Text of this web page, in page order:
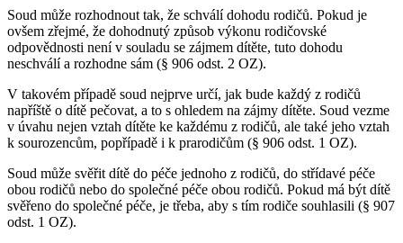
Soud může rozhodnout tak, že schválí dohodu rodičů. Pokud je
ovšem zřejmé, že dohodnutý způsob výkonu rodičovské
odpovědnosti není v souladu se zájmem dítěte, tuto dohodu
neschválí a rozhodne sám (§ 906 odst. 2 OZ).
V takovém případě soud nejprve určí, jak bude každý z rodičů
napříště o dítě pečovat, a to s ohledem na zájmy dítěte. Soud vezme
v úvahu nejen vztah dítěte ke každému z rodičů, ale také jeho vztah
k sourozencům, popřípadě i k prarodičům (§ 906 odst. 1 OZ).
Soud může svěřit dítě do péče jednoho z rodičů, do střídavé péče
obou rodičů nebo do společné péče obou rodičů. Pokud má být dítě
svěřeno do společné péče, je třeba, aby s tím rodiče souhlasili (§ 907
odst. 1 OZ).